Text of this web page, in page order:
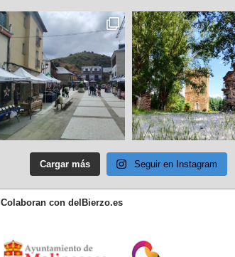
Cargar más Seguir en Instagram
Colaboran con delBierzo.es